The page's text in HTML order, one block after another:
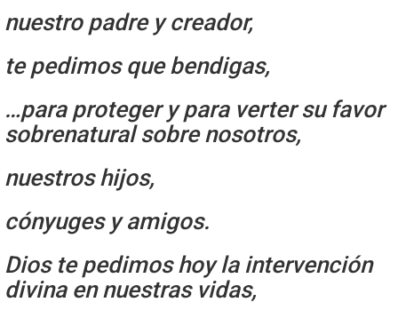
nuestro padre y creador,
te pedimos que bendigas,
…para proteger y para verter su favor
sobrenatural sobre nosotros,
nuestros hijos,
cónyuges y amigos.
Dios te pedimos hoy la intervención
divina en nuestras vidas,